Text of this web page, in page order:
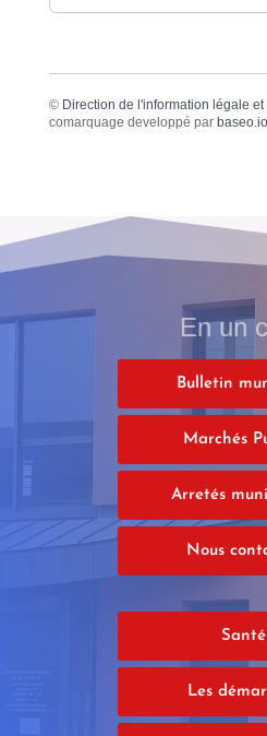
© Direction de l'information légale
comarquage developpé par baseo.io
En un
Bulletin
Marchés
Arretés
Nous
Santé
Les